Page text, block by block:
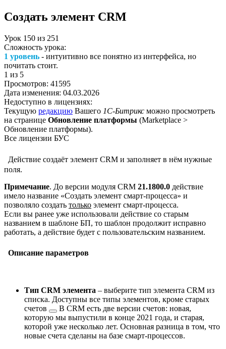
Создать элемент CRM
Урок 150 из 251
Сложность урока:
1 уровень - интуитивно все понятно из интерфейса, но
почитать стоит.
1 из 5
Просмотров: 41595
Дата изменения: 04.03.2026
Недоступно в лицензиях:
Текущую редакцию Вашего 1С-Битрикс можно просмотреть
на странице Обновление платформы (Marketplace >
Обновление платформы).
Все лицензии БУС
Действие создаёт элемент CRM и заполняет в нём нужные
поля.
Примечание. До версии модуля CRM 21.1800.0 действие
имело название
Создать элемент смарт-процесса
и
позволяло создать только элемент смарт-процесса.
Если вы ранее уже использовали действие со старым
названием в шаблоне БП, то шаблон продолжит исправно
работать, а действие будет с пользовательским названием.
Описание параметров
Тип CRM элемента – выберите тип элемента CRM из
списка. Доступны все типы элементов, кроме старых
счетов
В CRM есть две версии счетов: новая,
которую мы выпустили в конце 2021 года, и старая,
которой уже несколько лет. Основная разница в том, что
новые счета сделаны на базе смарт-процессов.